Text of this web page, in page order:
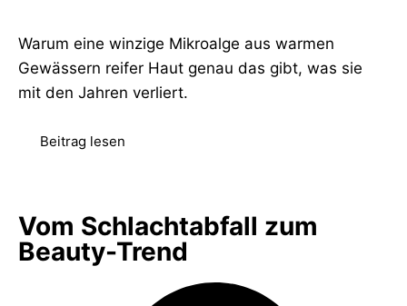
Warum eine winzige Mikroalge aus warmen
Gewässern reifer Haut genau das gibt, was sie
mit den Jahren verliert.
Beitrag lesen
Vom Schlachtabfall zum
Beauty-Trend